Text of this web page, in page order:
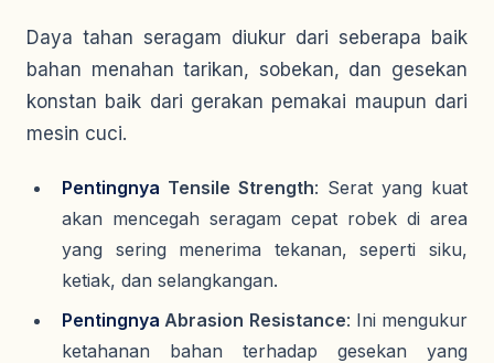
Daya tahan seragam diukur dari seberapa baik
bahan menahan tarikan, sobekan, dan gesekan
konstan baik dari gerakan pemakai maupun dari
mesin cuci.
Pentingnya Tensile Strength: Serat yang kuat
akan mencegah seragam cepat robek di area
yang sering menerima tekanan, seperti siku,
ketiak, dan selangkangan.
PentingnyaAbrasion Resistance: Ini mengukur
ketahanan bahan terhadap gesekan yang